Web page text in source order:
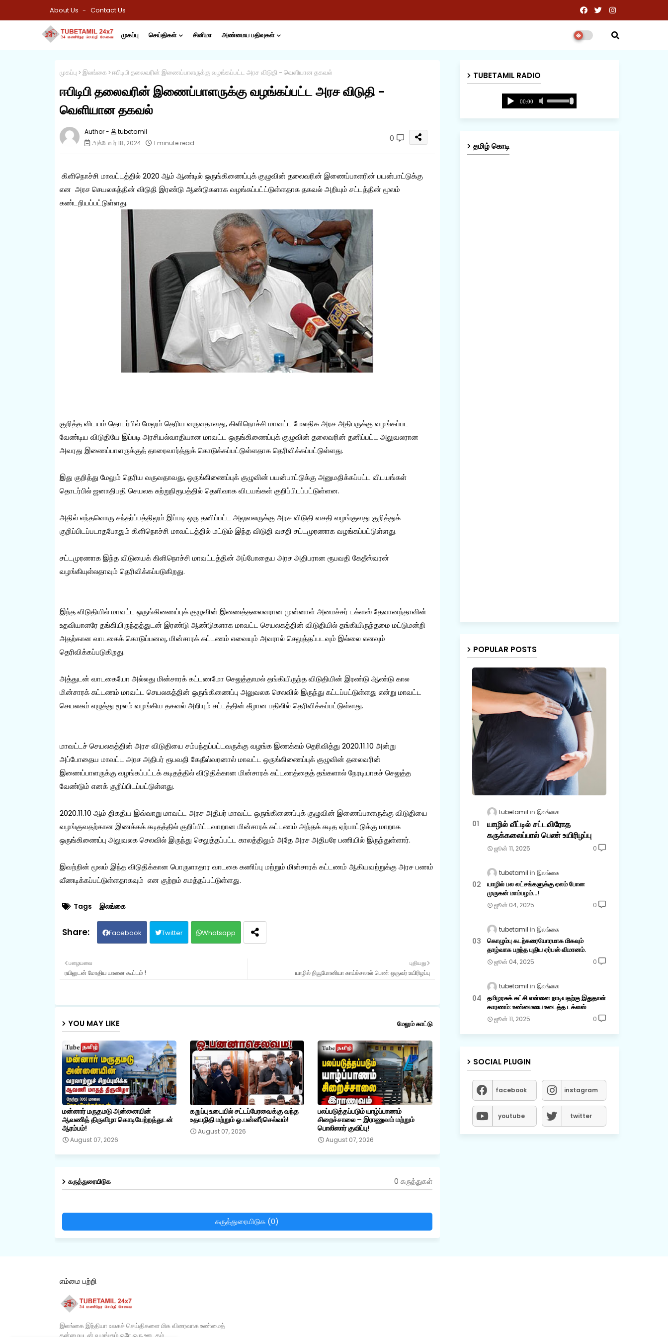
About Us Contact Us
முகப்பு செய்திகள் சினிமா அண்மைய பதிவுகள்
முகப்பு இலங்கை ஈபிடிபி தலைவரின் இணைப்பாளருக்கு வழங்கப்பட்ட அரச விடுதி - வெளியான தகவல்
ஈபிடிபி தலைவரின் இணைப்பாளருக்கு வழங்கப்பட்ட அரச விடுதி -
வெளியான தகவல்
tubetamil
அக்டோபர் 18, 2024
1 minute read 0
கிளிநொச்சி மாவட்டத்தில் 2020 ஆம் ஆண்டில் ஒருங்கிணைப்புக் குழுவின் தலைவரின் இணைப்பாளரின் பயன்பாட்டுக்கு
என அரச செயலகத்தின் விடுதி இரண்டு ஆண்டுகளாக வழங்கப்பட்ட்டுள்ளதாக தகவல் அறியும் சட்டத்தின் மூலம்
கண்டறியப்பட்டுள்ளது.
குறித்த விடயம் தொடர்பில் மேலும் தெரிய வருவதாவது, கிளிநொச்சி மாவட்ட மேலதிக அரச அதிபருக்கு வழங்கப்பட
வேண்டிய விடுதியே இப்படி அரசியல்வாதியான மாவட்ட ஒருங்கிணைப்புக் குழுவின் தலைவரின் தனிப்பட்ட அலுவலரான
அவரது இணைப்பாளருக்குத் தாரைவார்த்துக் கொடுக்கப்பட்டுள்ளதாக தெரிவிக்கப்பட்டுள்ளது.
இது குறித்து மேலும் தெரிய வருவதாவது, ஒருங்கிணைப்புக் குழுவின் பயன்பாட்டுக்கு அனுமதிக்கப்பட்ட விடயங்கள்
தொடர்பில் ஜனாதிபதி செயலக சுற்றுநிரூபத்தில் தெளிவாக விடயங்கள் குறிப்பிடப்பட்டுள்ளன.
அதில் எந்தவொரு சந்தர்ப்பத்திலும் இப்படி ஒரு தனிப்பட்ட அலுவலருக்கு அரச விடுதி வசதி வழங்குவது குறித்துக்
குறிப்பிடப்படாதபோதும் கிளிநொச்சி மாவட்டத்தில் மட்டும் இந்த விடுதி வசதி சட்டமுரணாக வழங்கப்பட்டுள்ளது.
சட்டமுரணாக இந்த விடுயைக் கிளிநொச்சி மாவட்டத்தின் அப்போதைய அரச அதிபரான ரூபவதி கேதீஸ்வரன்
வழங்கியுள்லதாவும் தெரிவிக்கப்படுகிறது.
இந்த விடுதியில் மாவட்ட ஒருங்கிணைப்புக் குழுவின் இணைத்தலைவரான முன்னாள் அமைச்சர் டக்ளஸ் தேவானந்தாவின்
உதவியாளரே தங்கியிருந்தத்துடன் இரண்டு ஆண்டுகளாக மாவட்ட செயலகத்தின் விடுதியில் தங்கியிருந்தமை மட்டுமன்றி
அதற்கான வாடகைக் கொடுப்பனவு, மின்சாரக் கட்டணம் எவையும் அவரால் செலுத்தப்படவும் இல்லை எனவும்
தெரிவிக்கப்படுகிறது.
அத்துடன் வாடகையோ அல்லது மின்சாரக் கட்டணமோ செலுத்தாமல் தங்கியிருந்த விடுதியின் இரண்டு ஆண்டு கால
மின்சாரக் கட்டணம் மாவட்ட செயலகத்தின் ஒருங்கிணைப்பு அலுவலக செலவில் இருந்து கட்டப்பட்டுள்ளது என்று மாவட்ட
செயலகம் எழுத்து மூலம் வழங்கிய தகவல் அறியும் சட்டத்தின் கீழான பதிலில் தெரிவிக்கப்பட்டுள்ளது.
மாவட்டச் செயலகத்தின் அரச விடுதியை சம்பந்தப்பட்டவருக்கு வழங்க இணக்கம் தெரிவித்து 2020.11.10 அன்று
அப்போதைய மாவட்ட அரச அதிபர் ரூபவதி கேதீஸ்வரனால் மாவட்ட ஒருங்கிணைப்புக் குழுவின் தலைவரின்
இணைப்பாளருக்கு வழங்கப்பட்டக் கடிதத்தில் விடுதிக்கான மின்சாரக் கட்டணத்தைத் தங்களால் நேரடியாகச் செலுத்த
வேண்டும் எனக் குறிப்பிடப்பட்டுள்ளது.
2020.11.10 ஆம் திகதிய இவ்வாறு மாவட்ட அரச அதிபர் மாவட்ட ஒருங்கிணைப்புக் குழுவின் இணைப்பாளருக்கு விடுதியை
வழங்குவதற்கான இணக்கக் கடிதத்தில் குறிப்பிட்டவாறான மின்சாரக் கட்டணம் அந்தக் கடித ஏற்பாட்டுக்கு மாறாக
ஒருங்கிணைப்பு அலுவலக செலவில் இருந்து செலுத்தப்பட்ட காலத்திலும் அதே அரச அதிபரே பணியில் இருந்துள்ளார்.
இவற்றின் மூலம் இந்த விடுதிக்கான பொருளாதார வாடகை கணிப்பு மற்றும் மின்சாரக் கட்டணம் ஆகியவற்றுக்கு அரச பணம்
வீணடிக்கப்பட்டுள்ளதாகவும் என குற்றம் சுமத்தப்பட்டுள்ளது.
Tags இலங்கை
Facebook Twitter Whatsapp
புதியது
யாழில் நியூமோனியா காய்ச்சலால் பெண் ஒருவர் உயிரிழப்பு
பழையவை
ரயிலுடன் மோதிய யானை கூட்டம் !
YOU MAY LIKE மேலும் காட்டு
மன்னார் மருதமடு அன்னையின்
ஆவணித் திருவிழா கொடியேற்றத்துடன்
ஆரம்பம்!
August 07, 2026
கறுப்பு உடையில் சட்டப்பேரவைக்கு வந்த
உதயநிதி மற்றும் ஓ.பன்னீர்செல்வம்!
August 07, 2026
பலப்படுத்தப்படும் யாழ்ப்பாணம்
சிறைச்சாலை – இராணுவம் மற்றும்
பொலிஸார் குவிப்பு!
August 07, 2026
கருத்துரையிடுக 0 கருத்துகள்
கருத்துரையிடுக (0)
TUBETAMIL RADIO
தமிழ் கொடி
POPULAR POSTS
tubetamil இலங்கை
யாழில் வீட்டில் சட்டவிரோத
கருக்கலைப்பால் பெண் உயிரிழப்பு
ஜூன் 11, 2025 0
tubetamil இலங்கை
யாழில் பல லட்சங்களுக்கு ஏலம் போன
முருகன் மாம்பழம்...!
ஜூன் 04, 2025 0
tubetamil இலங்கை
கொழும்பு கடற்கரையோரமாக மிகவும்
தாழ்வாக பறந்த புதிய ஏர்பஸ் விமானம்.
ஜூன் 04, 2025 0
tubetamil இலங்கை
தமிழரசுக் கட்சி என்னை நாடியதற்கு இதுதான்
காரணம்: உண்மையை உடைத்த டக்ளஸ்
ஜூன் 11, 2025 0
SOCIAL PLUGIN
facebook instagram
youtube twitter
எம்மை பற்றி
இலங்கை இந்தியா உலகச் செய்திகளை மிக விரைவாக உண்மைத்